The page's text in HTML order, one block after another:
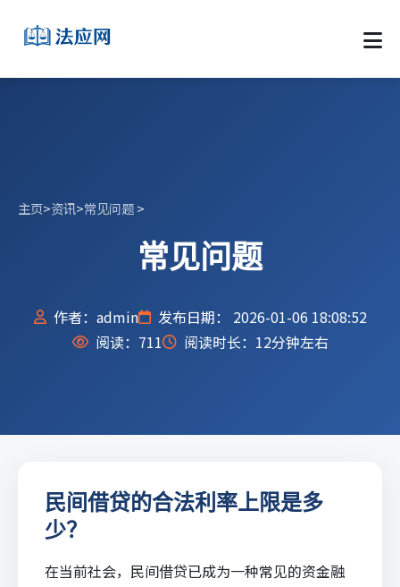
主页>资讯>常见问题>
常见问题
作者：admin
发布日期： 2026-01-06 18:08:52
阅读： 711 阅读时长：12分钟左右
民间借贷的合法利率上限是多
少？
在当前社会，民间借贷已成为一种常见的资金融